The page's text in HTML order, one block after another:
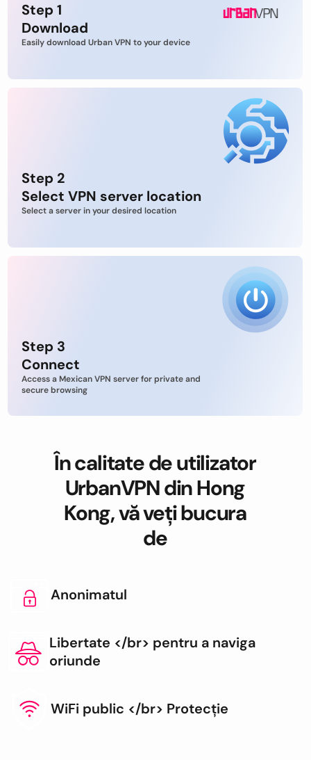
Step 1
Download
Easily download Urban VPN to your device
Step 2
Select VPN server location
Select a server in your desired location
Step 3
Connect
Access a Mexican VPN server for private and
secure browsing
În calitate de utilizator
UrbanVPN din Hong
Kong, vă veți bucura
de
Anonimatul
Libertate </br> pentru a naviga
oriunde
WiFi public </br> Protecție